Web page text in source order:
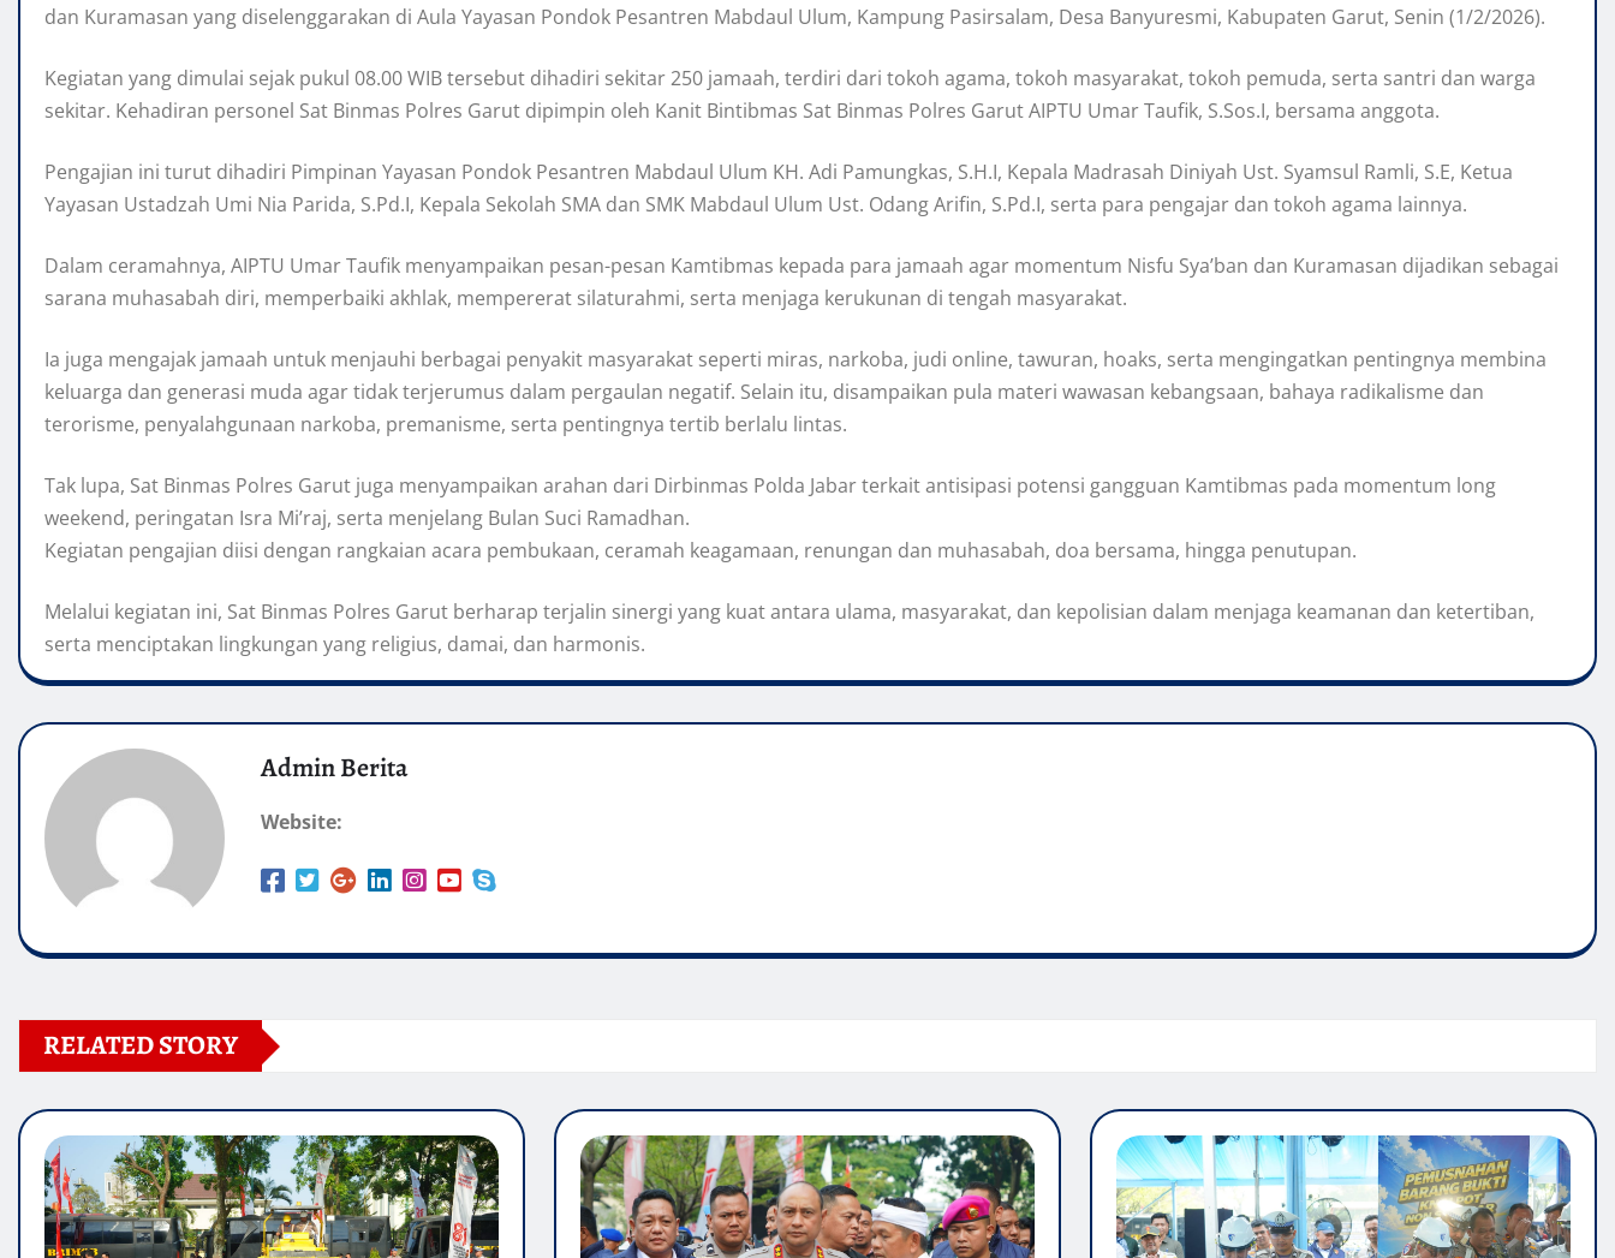
dan Kuramasan yang diselenggarakan di Aula Yayasan Pondok Pesantren Mabdaul Ulum, Kampung Pasirsalam, Desa Banyuresmi, Kabupaten Garut, Senin (1/2/2026).
Kegiatan yang dimulai sejak pukul 08.00 WIB tersebut dihadiri sekitar 250 jamaah, terdiri dari tokoh agama, tokoh masyarakat, tokoh pemuda, serta santri dan warga
sekitar. Kehadiran personel Sat Binmas Polres Garut dipimpin oleh Kanit Bintibmas Sat Binmas Polres Garut AIPTU Umar Taufik, S.Sos.I, bersama anggota.
Pengajian ini turut dihadiri Pimpinan Yayasan Pondok Pesantren Mabdaul Ulum KH. Adi Pamungkas, S.H.I, Kepala Madrasah Diniyah Ust. Syamsul Ramli, S.E, Ketua
Yayasan Ustadzah Umi Nia Parida, S.Pd.I, Kepala Sekolah SMA dan SMK Mabdaul Ulum Ust. Odang Arifin, S.Pd.I, serta para pengajar dan tokoh agama lainnya.
Dalam ceramahnya, AIPTU Umar Taufik menyampaikan pesan-pesan Kamtibmas kepada para jamaah agar momentum Nisfu Sya’ban dan Kuramasan dijadikan sebagai
sarana muhasabah diri, memperbaiki akhlak, mempererat silaturahmi, serta menjaga kerukunan di tengah masyarakat.
Ia juga mengajak jamaah untuk menjauhi berbagai penyakit masyarakat seperti miras, narkoba, judi online, tawuran, hoaks, serta mengingatkan pentingnya membina
keluarga dan generasi muda agar tidak terjerumus dalam pergaulan negatif. Selain itu, disampaikan pula materi wawasan kebangsaan, bahaya radikalisme dan
terorisme, penyalahgunaan narkoba, premanisme, serta pentingnya tertib berlalu lintas.
Tak lupa, Sat Binmas Polres Garut juga menyampaikan arahan dari Dirbinmas Polda Jabar terkait antisipasi potensi gangguan Kamtibmas pada momentum long
weekend, peringatan Isra Mi’raj, serta menjelang Bulan Suci Ramadhan.
Kegiatan pengajian diisi dengan rangkaian acara pembukaan, ceramah keagamaan, renungan dan muhasabah, doa bersama, hingga penutupan.
Melalui kegiatan ini, Sat Binmas Polres Garut berharap terjalin sinergi yang kuat antara ulama, masyarakat, dan kepolisian dalam menjaga keamanan dan ketertiban,
serta menciptakan lingkungan yang religius, damai, dan harmonis.
Admin Berita
Website:
RELATED STORY